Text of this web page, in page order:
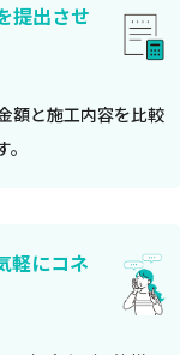
提出させ
額と施工内容を比較
軽にコネ